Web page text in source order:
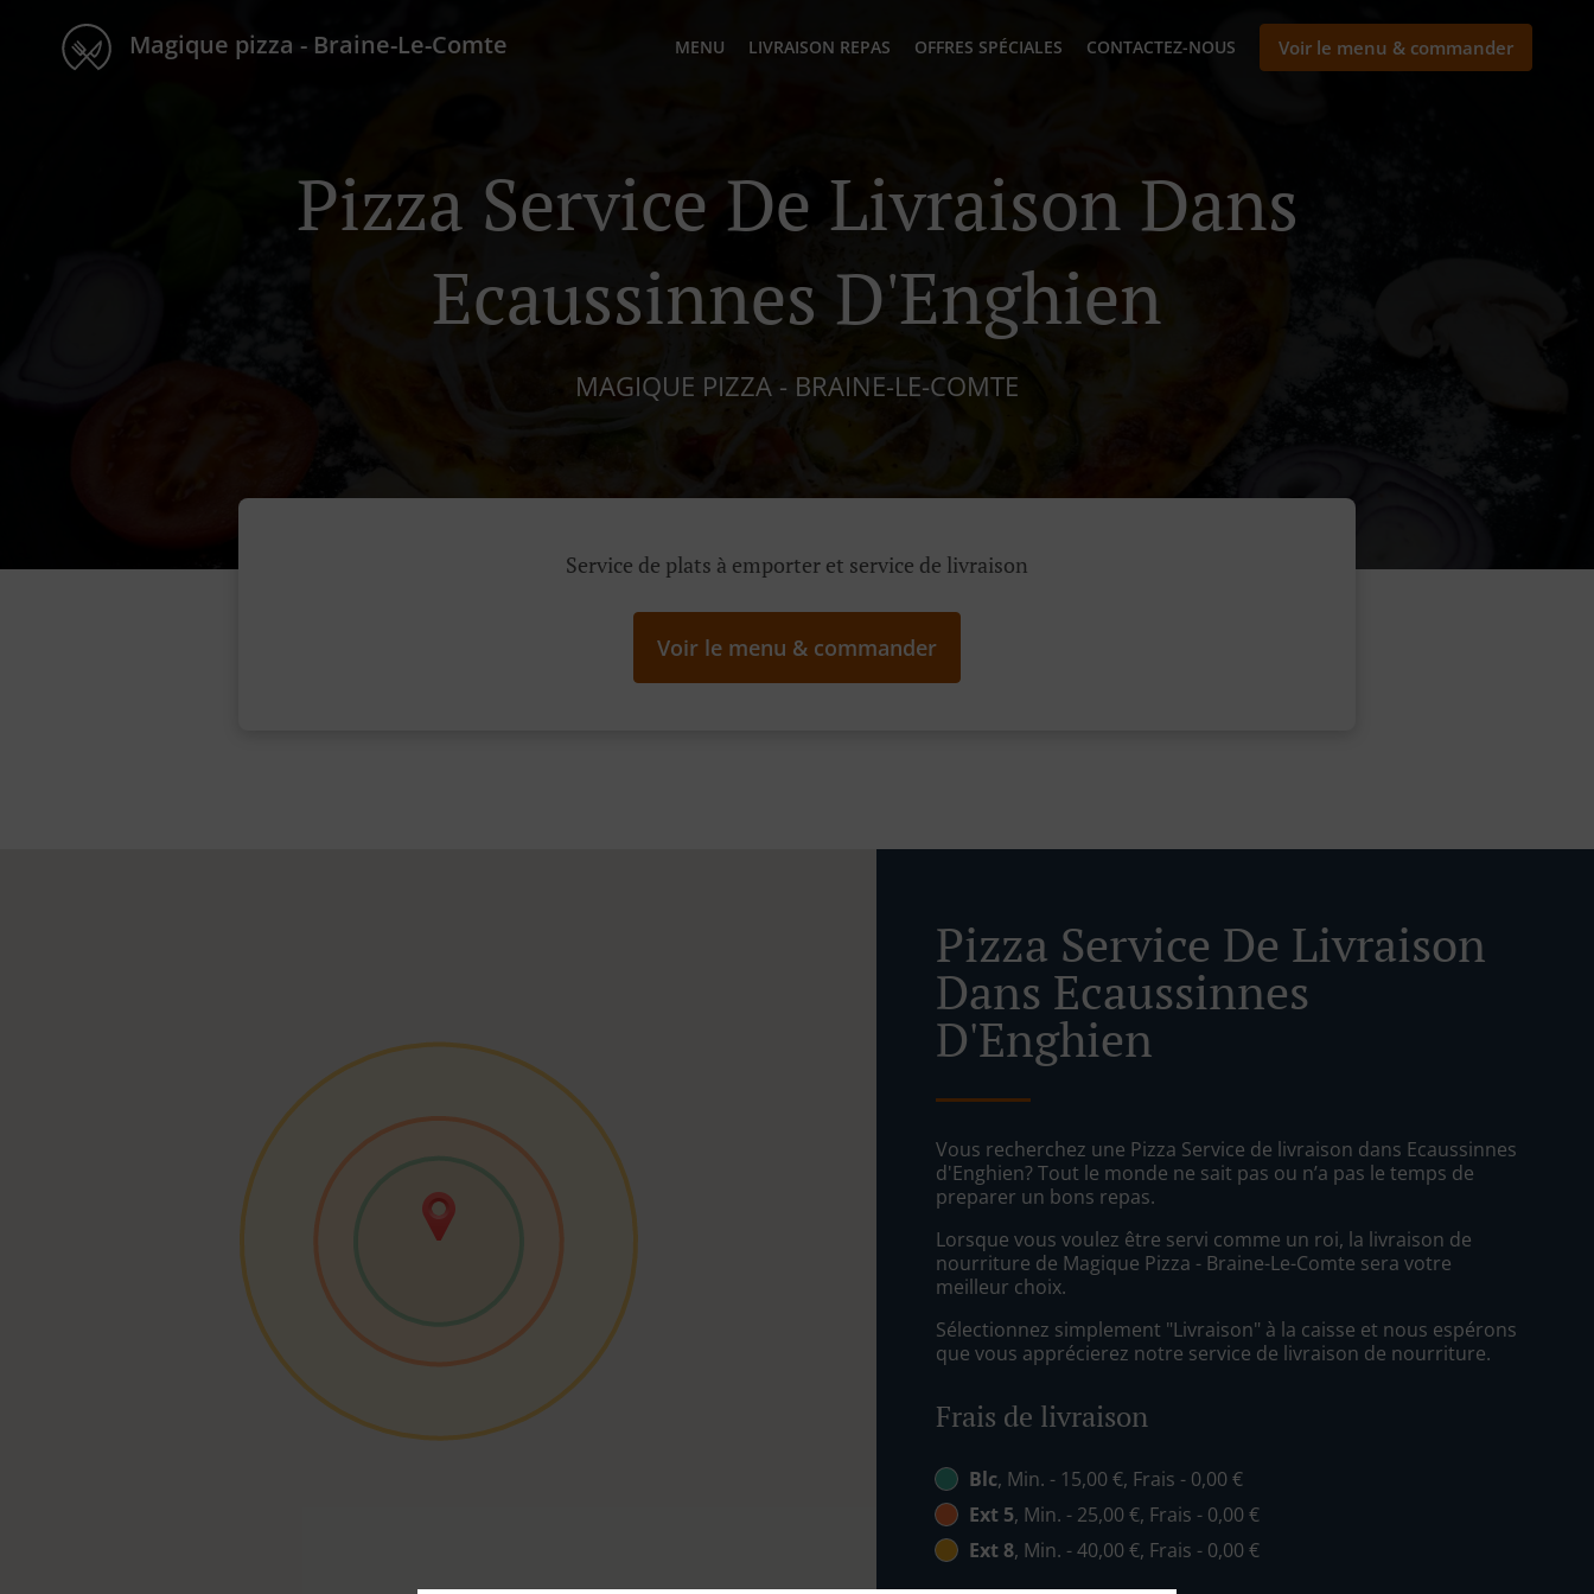
Magique pizza - Braine-Le-Comte MENU LIVRAISON REPAS OFFRES SPÉCIALES CONTACTEZ-NOUS Voir le menu & commander
Pizza Service De Livraison Dans
Ecaussinnes D'Enghien
MAGIQUE PIZZA - BRAINE-LE-COMTE
Service de plats à emporter et service de livraison
Voir le menu & commander
Pizza Service De Livraison
Dans Ecaussinnes
D'Enghien
Vous recherchez une Pizza Service de livraison dans Ecaussinnes
d'Enghien? Tout le monde ne sait pas ou n’a pas le temps de
preparer un bons repas.
Lorsque vous voulez être servi comme un roi, la livraison de
nourriture de Magique Pizza - Braine-Le-Comte sera votre
meilleur choix.
Sélectionnez simplement "Livraison" à la caisse et nous espérons
que vous apprécierez notre service de livraison de nourriture.
Frais de livraison
Blc, Min. - 15,00 €, Frais - 0,00 €
Ext 5, Min. - 25,00 €, Frais - 0,00 €
Ext 8, Min. - 40,00 €, Frais - 0,00 €